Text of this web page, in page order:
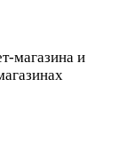
магазина и